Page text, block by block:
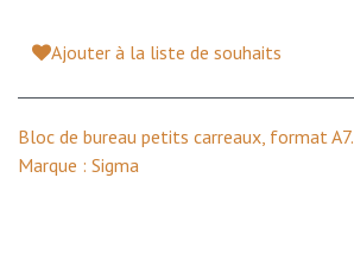
Ajouter à la liste de souhaits
Bloc de bureau petits carreaux, format A7.
Marque : Sigma